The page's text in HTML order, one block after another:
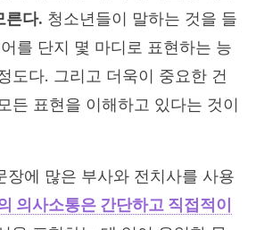
른다. 청소년들이 말하는 것을 들
를 단지 몇 마디로 표현하는 능
도다. 그리고 더욱이 중요한 건
든 표현을 이해하고 있다는 것이
장에 많은 부사와 전치사를 사용
의사소통은 간단하고 직접적이